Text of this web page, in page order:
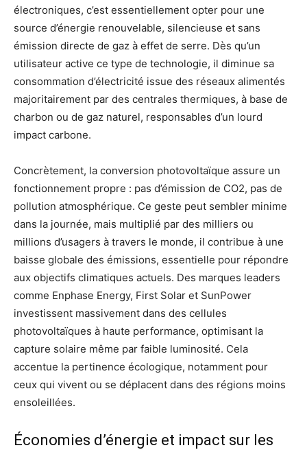
électroniques, c’est essentiellement opter pour une
source d’énergie renouvelable, silencieuse et sans
émission directe de gaz à effet de serre. Dès qu’un
utilisateur active ce type de technologie, il diminue sa
consommation d’électricité issue des réseaux alimentés
majoritairement par des centrales thermiques, à base de
charbon ou de gaz naturel, responsables d’un lourd
impact carbone.
Concrètement, la conversion photovoltaïque assure un
fonctionnement propre : pas d’émission de CO2, pas de
pollution atmosphérique. Ce geste peut sembler minime
dans la journée, mais multiplié par des milliers ou
millions d’usagers à travers le monde, il contribue à une
baisse globale des émissions, essentielle pour répondre
aux objectifs climatiques actuels. Des marques leaders
comme Enphase Energy, First Solar et SunPower
investissent massivement dans des cellules
photovoltaïques à haute performance, optimisant la
capture solaire même par faible luminosité. Cela
accentue la pertinence écologique, notamment pour
ceux qui vivent ou se déplacent dans des régions moins
ensoleillées.
Économies d’énergie et impact sur les